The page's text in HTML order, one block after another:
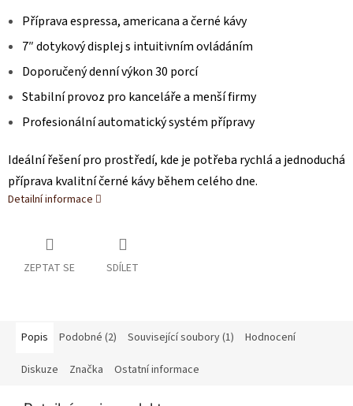
Příprava espressa, americana a černé kávy
7″ dotykový displej s intuitivním ovládáním
Doporučený denní výkon 30 porcí
Stabilní provoz pro kanceláře a menší firmy
Profesionální automatický systém přípravy
Ideální řešení pro prostředí, kde je potřeba rychlá a jednoduchá
příprava kvalitní černé kávy během celého dne.
Detailní informace
ZEPTAT SE SDÍLET
Popis Podobné (2) Související soubory (1) Hodnocení
Diskuze Značka Ostatní informace